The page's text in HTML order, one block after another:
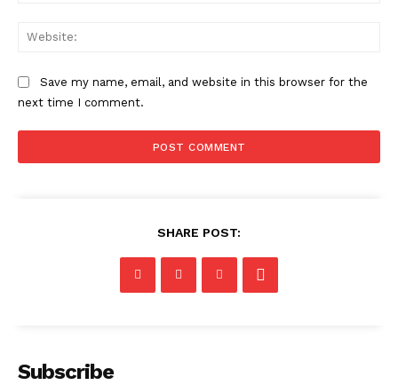
Save my name, email, and website in this browser for the
next time I comment.
SHARE POST:
Subscribe